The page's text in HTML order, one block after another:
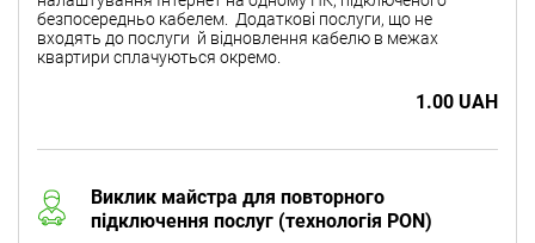
безпосередньо кабелем. Додаткові послуги, що не
входять до послуги й відновлення кабелю в межах
квартири сплачуються окремо.
1.00 UAH
Виклик майстра для повторного
підключення послуг (технологія PON)